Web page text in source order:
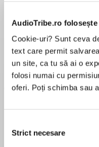
AudioTribe.ro
Cookie-uri? Sunt ceva
text care permit
un site, ca tu să ai o
folosi numai cu
oferi. Poți schimba sau
consimțământului
Strict necesare
Pădurea norvegiană
Haruki Murakami